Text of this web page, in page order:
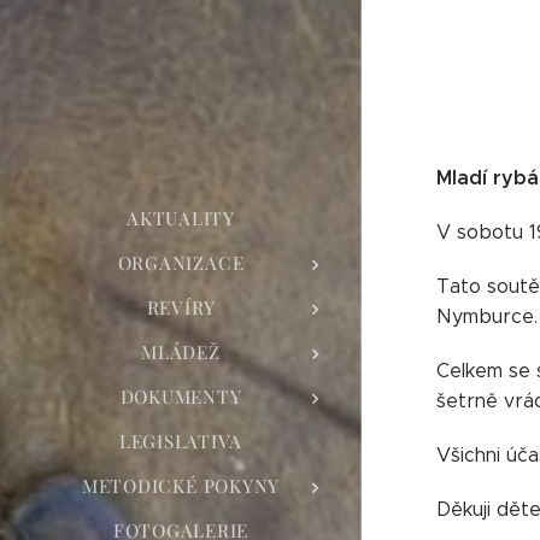
AKTUALITY
ORGANIZACE
REVÍRY
MLÁDEŽ
DOKUMENTY
LEGISLATIVA
METODICKÉ POKYNY
FOTOGALERIE
Mladí
V sobotu
Tato
Celkem
šetrně
Všichni
Děkuji